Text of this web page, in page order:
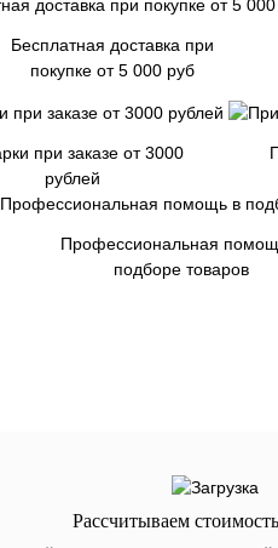
Бесплатная доставка при
покупке от 5 000 руб
при заказе от 3000
рублей
Профессиональная
подборе товаров
Рассчитываем